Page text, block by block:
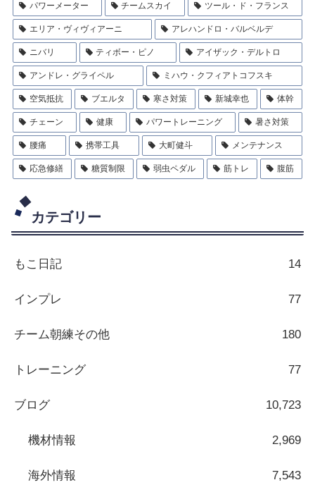
パワーメーター チームスカイ ツール・ド・フランス
エリア・ヴィヴィアーニ アレハンドロ・バルベルデ
ニバリ ティボー・ピノ アイザック・デルトロ
アンドレ・グライペル ミハウ・クフィアトコフスキ
空気抵抗 ブエルタ 寒さ対策 新城幸也 体幹
チェーン 健康 パワートレーニング 暑さ対策
腰痛 携帯工具 大町健斗 メンテナンス
応急修繕 糖質制限 弱虫ペダル 筋トレ 腹筋
カテゴリー
もこ日記 14
インプレ 77
チーム朝練その他 180
トレーニング 77
ブログ 10,723
機材情報 2,969
海外情報 7,543